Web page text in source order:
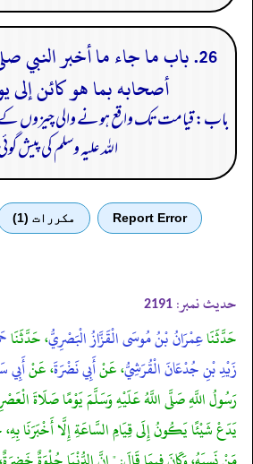
26. باب ما جاء ما أخبر النبي
أصحابه بما هو كائن إلى
باب: قیامت تک واقع ہونے والی چیزوں
الله علیہ وسلم کی پیش
Report Error مكررات (1)
حدیث نمبر: 2191
حَدَّثَنَاعِمْرَانُ بْنُ مُوسَى الْقَزَّازُ الْبَصْرِيُّ، حَدَّثَنَا
زَيْدِ بْنِ جُدْعَانَ الْقُرَشِيُّ، عَنْأَبِي نَضْرَةَ، عَنْأَبِي
رَسُولُ اللَّهِ صَلَّى اللَّهُ عَلَيْهِ وَسَلَّمَ يَوْمًا صَلَاةَ
يَدَعْ شَيْئًا يَكُونُ إِلَى قِيَامِ السَّاعَةِ إِلَّا أَخْبَرَنَا